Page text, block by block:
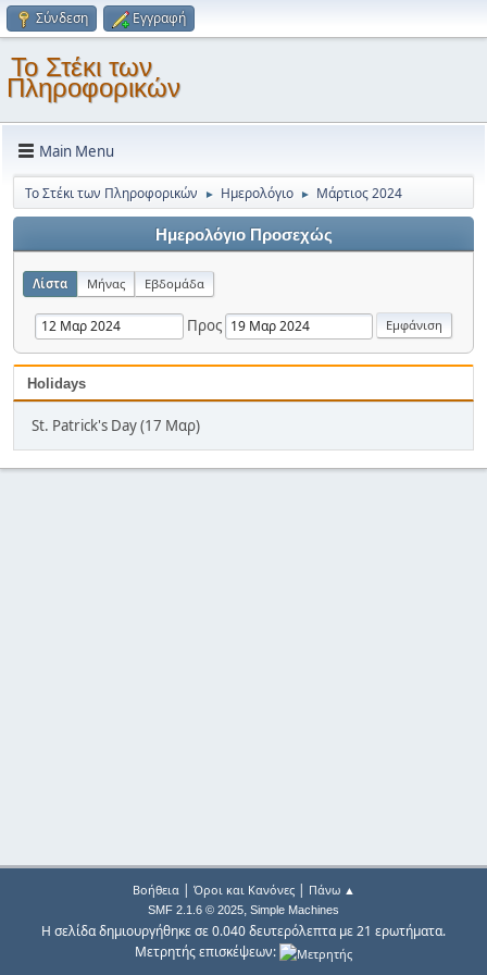
Σύνδεση Εγγραφή
Το Στέκι των
Πληροφορικών
Main Menu
Το Στέκι των Πληροφορικών ► Ημερολόγιο ► Μάρτιος 2024
Ημερολόγιο Προσεχώς
Λίστα Μήνας Εβδομάδα
Προς
Holidays
St. Patrick's Day (17 Μαρ)
Βοήθεια| Όροι και Κανόνες| Πάνω ▲
SMF 2.1.6 © 2025, Simple Machines
Η σελίδα δημιουργήθηκε σε 0.040 δευτερόλεπτα με 21 ερωτήματα.
Μετρητής επισκέψεων: